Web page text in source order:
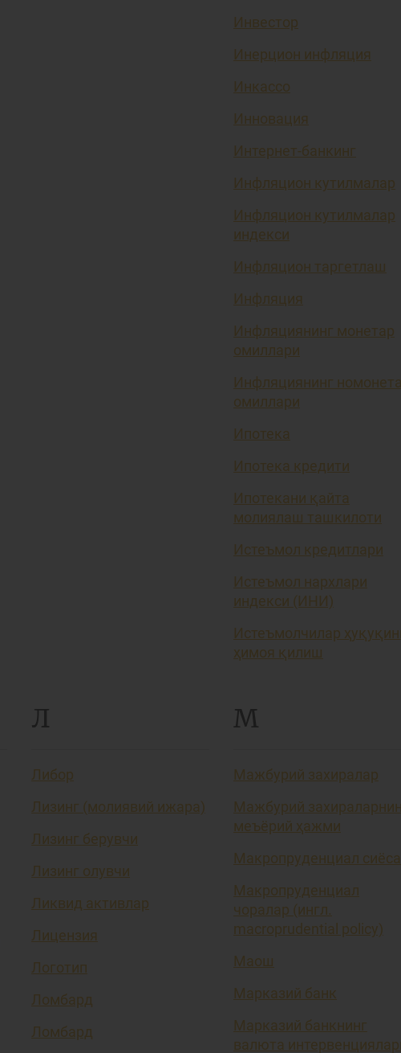
Инвестор
Инерцион инфляция
Инкассо
Инновация
Интернет-банкинг
Инфляцион кутилмалар
Инфляцион кутилмалар
индекси
Инфляцион таргетлаш
Инфляция
Инфляциянинг монетар
омиллари
Инфляциянинг
омиллари
Ипотека
Ипотека кредити
Ипотекани қайта
молиялаш ташкилоти
Истеъмол кредитлари
Истеъмол нархлари
индекси (ИНИ)
Истеъмолчилар
ҳимоя қилиш
Л
Либор
Лизинг (молиявий ижара)
Лизинг берувчи
Лизинг олувчи
Ликвид активлар
Лицензия
Логотип
Ломбард
Ломбард
М
Мажбурий захиралар
Мажбурий
меъёрий ҳажми
Макропруденциал
Макропруденциал
чоралар (ингл.
macroprudential policy)
Маош
Марказий банк
Марказий банкнинг
валюта